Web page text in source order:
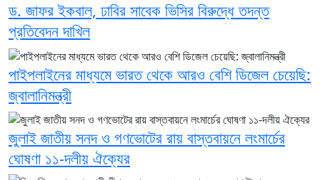
ড. জাফর ইকবাল, ঢাবির সাবেক ভিসির বিরুদ্ধে তদন্ত
প্রতিবেদন দাখিল
পাইপলাইনের মাধ্যমে ভারত থেকে আরও বেশি ডিজেল চেয়েছি:
জ্বালানিমন্ত্রী
জুলাই জাতীয় সনদ ও গণভোটের রায় বাস্তবায়নে লংমার্চের
ঘোষণা ১১-দলীয় ঐক্যের